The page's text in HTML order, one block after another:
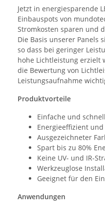
Jetzt in energiesparende
Einbauspots von
Stromkosten sparen und
Die Basis unserer Panels
so dass bei geringer
hohe Lichtleistung erzielt
die Bewertung von
Leistungsaufnahme
Produktvorteile
Einfache und
Energieeffizient
Ausgezeichneter
Spart bis zu 80%
Keine UV- und IR-
Werkzeuglose
Geeignet für den
Anwendungen